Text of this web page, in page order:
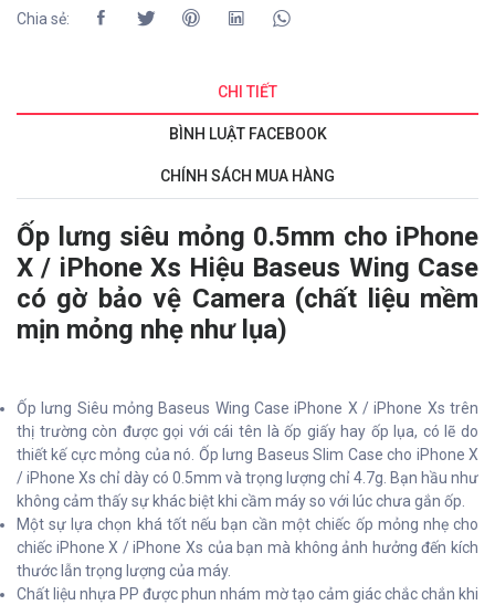
Chia sẻ:
CHI TIẾT
BÌNH LUẬT FACEBOOK
CHÍNH SÁCH MUA HÀNG
Ốp lưng siêu mỏng 0.5mm cho iPhone
X / iPhone Xs Hiệu Baseus Wing Case
có gờ bảo vệ Camera (chất liệu mềm
mịn mỏng nhẹ như lụa)
Ốp lưng Siêu mỏng Baseus Wing Case iPhone X / iPhone Xs trên
thị trường còn được gọi với cái tên là ốp giấy hay ốp lụa, có lẽ do
thiết kế cực mỏng của nó. Ốp lưng Baseus Slim Case cho iPhone X
/ iPhone Xs chỉ dày có 0.5mm và trọng lượng chỉ 4.7g. Bạn hầu như
không cảm thấy sự khác biệt khi cầm máy so với lúc chưa gắn ốp.
Một sự lựa chọn khá tốt nếu bạn cần một chiếc ốp mỏng nhẹ cho
chiếc iPhone X / iPhone Xs của bạn mà không ảnh hưởng đến kích
thước lẫn trọng lượng của máy.
Chất liệu nhựa PP được phun nhám mờ tạo cảm giác chắc chắn khi